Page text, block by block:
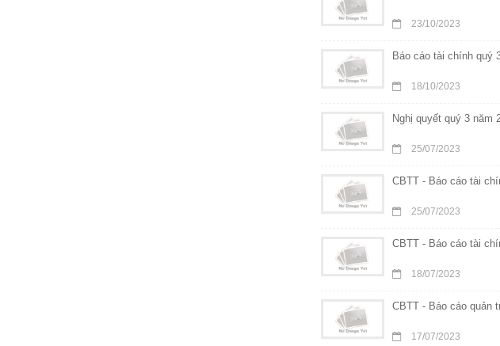
23/10/2023
Báo cáo tài chính quý
18/10/2023
Nghị quyết quý 3 năm
25/07/2023
CBTT - Báo cáo tài
25/07/2023
CBTT - Báo cáo tài
18/07/2023
CBTT - Báo cáo quản
17/07/2023